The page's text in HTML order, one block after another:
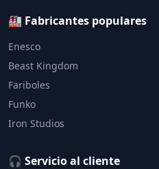
🏭 Fabricantes populares
Enesco
Beast Kingdom
Fariboles
Funko
Iron Studios
🎧 Servicio al cliente